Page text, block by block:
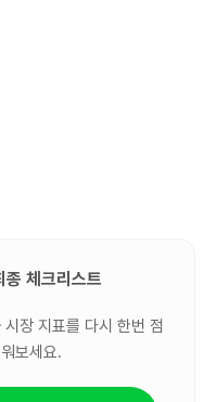
종 체크리스트
장 지표를 다시 한번 점
보세요.